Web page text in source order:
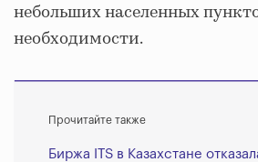
небольших населенных
необходимости.
Прочитайте также
Биржа ITS в Казахстане